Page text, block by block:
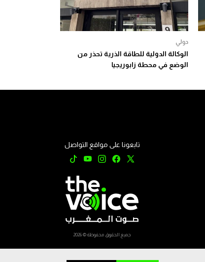
دولي
الوكالة الدولية للطاقة الذرية تحذر من
الوضع في محطة زابوريجيا
تابعونا على مواقع التواصل
جميع الحقوق محفوظة © 2026